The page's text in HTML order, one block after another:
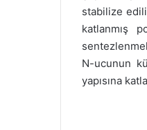
stabilize
katlanmış
N-ucunun
yapısına